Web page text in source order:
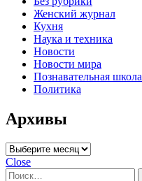
Женский журнал
Кухня
Наука и техника
Новости
Новости мира
Познавательная школа
Политика
Архивы
Архивы
Close
Найти: